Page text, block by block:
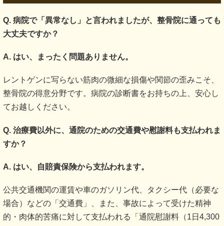
Q. 病院で「異常なし」と言われましたが、整骨院に通っても
大丈夫ですか？
A. はい、まったく問題ありません。
レントゲンに写らない筋肉の微細な損傷や関節の歪みこそ、
整骨院の得意分野です。病院の診断書をお持ちの上、安心し
てお越しください。
Q. 治療費以外に、通院のための交通費や慰謝料も支払われま
すか？
A. はい、自賠責保険から支払われます。
公共交通機関の運賃や車のガソリン代、タクシー代（必要な
場合）などの「交通費」、また、事故によって受けた精神
的・肉体的苦痛に対して支払われる「通院慰謝料（1日4,300